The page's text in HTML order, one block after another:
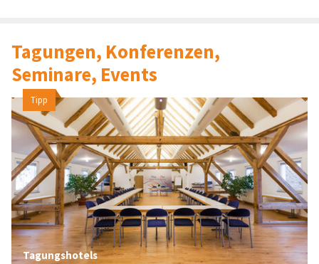
Tagungen, Konferenzen,
Seminare, Events
Tipp
Tagungshotels